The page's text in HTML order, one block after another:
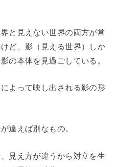
と見えない世界の両方が常
ど、影（見える世界）しか
の本体を見過ごしている。
よって映し出される影の形
違えば別なもの。
見え方が違うから対立を生